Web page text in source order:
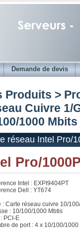
Demande de devis
Produits >
Cuivre 1/
1000 Mbits
réseau Intel Pro/
Pro/
Intel : EXPI9404PT
Dell : YT674
: Carte réseau cuivre 10/
: 10/100/1000 Mbtis
PCI-E
de port : 4 x 10/100/1000